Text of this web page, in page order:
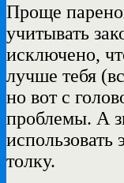
Проще
учитывать
исключено,
лучше тебя
но вот с
проблемы. А
использовать
толку.